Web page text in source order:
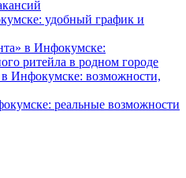
удобный график и
в Инфокумске:
ритейла в родном городе
в Инфокумске: возможности,
реальные возможности